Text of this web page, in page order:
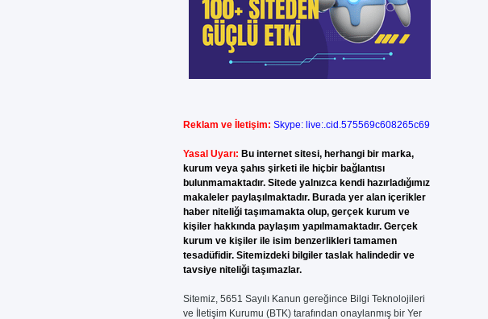
Reklam ve İletişim: Skype: live:.cid.575569c608265c69
Yasal Uyarı: Bu internet sitesi, herhangi bir marka,
kurum veya şahıs şirketi ile hiçbir bağlantısı
bulunmamaktadır. Sitede yalnızca kendi hazırladığımız
makaleler paylaşılmaktadır. Burada yer alan içerikler
haber niteliği taşımamakta olup, gerçek kurum ve
kişiler hakkında paylaşım yapılmamaktadır. Gerçek
kurum ve kişiler ile isim benzerlikleri tamamen
tesadüfidir. Sitemizdeki bilgiler taslak halindedir ve
tavsiye niteliği taşımazlar.
Sitemiz, 5651 Sayılı Kanun gereğince Bilgi Teknolojileri
ve İletişim Kurumu (BTK) tarafından onaylanmış bir Yer